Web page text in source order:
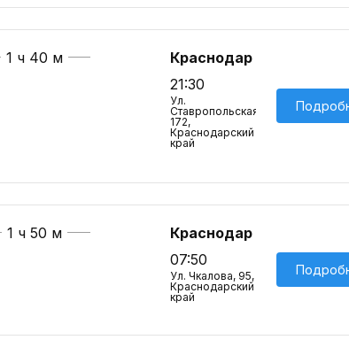
1 ч 40 м
Краснодар
21:30
Ул.
Ставропольская,
172,
Краснодарский
край
1 ч 50 м
Краснодар
07:50
Ул. Чкалова, 95,
Краснодарский
край